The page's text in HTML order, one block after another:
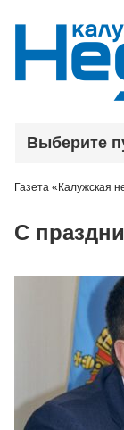
Выберите
Газета «Калужская
С